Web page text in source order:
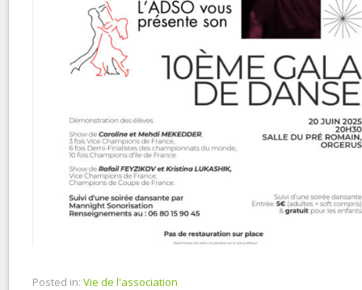
Posted in: Vie de l'association